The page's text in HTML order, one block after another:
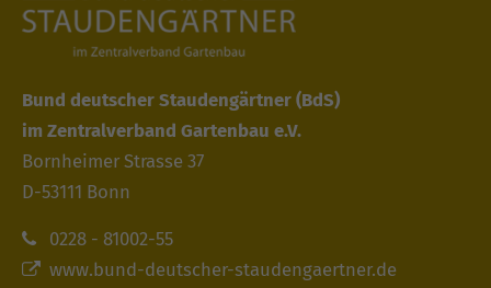
Bund deutscher Staudengärtner (BdS)
im Zentralverband Gartenbau e.V.
Bornheimer Strasse 37
D-53111 Bonn
0228 - 81002-55
www.bund-deutscher-staudengaertner.de